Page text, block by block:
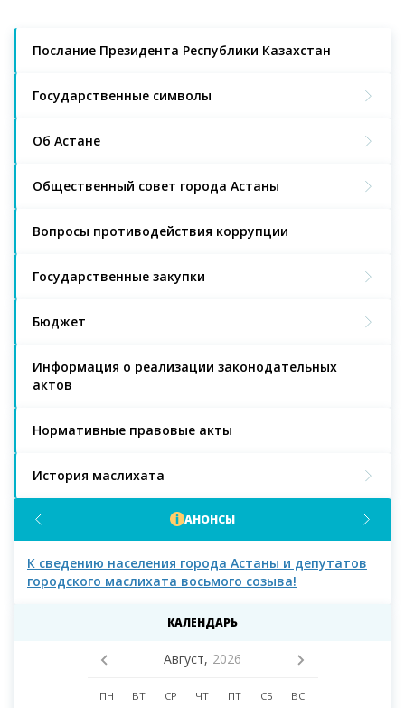
Послание Президента Республики Казахстан
Государственные символы
Об Астане
Общественный совет города Астаны
Вопросы противодействия коррупции
Государственные закупки
Бюджет
Информация о реализации законодательных
актов
Нормативные правовые акты
История маслихата
АНОНСЫ
К сведению населения города Астаны и депутатов
городского маслихата восьмого созыва!
КАЛЕНДАРЬ
Август, 2026
ПН ВТ СР ЧТ ПТ СБ ВС